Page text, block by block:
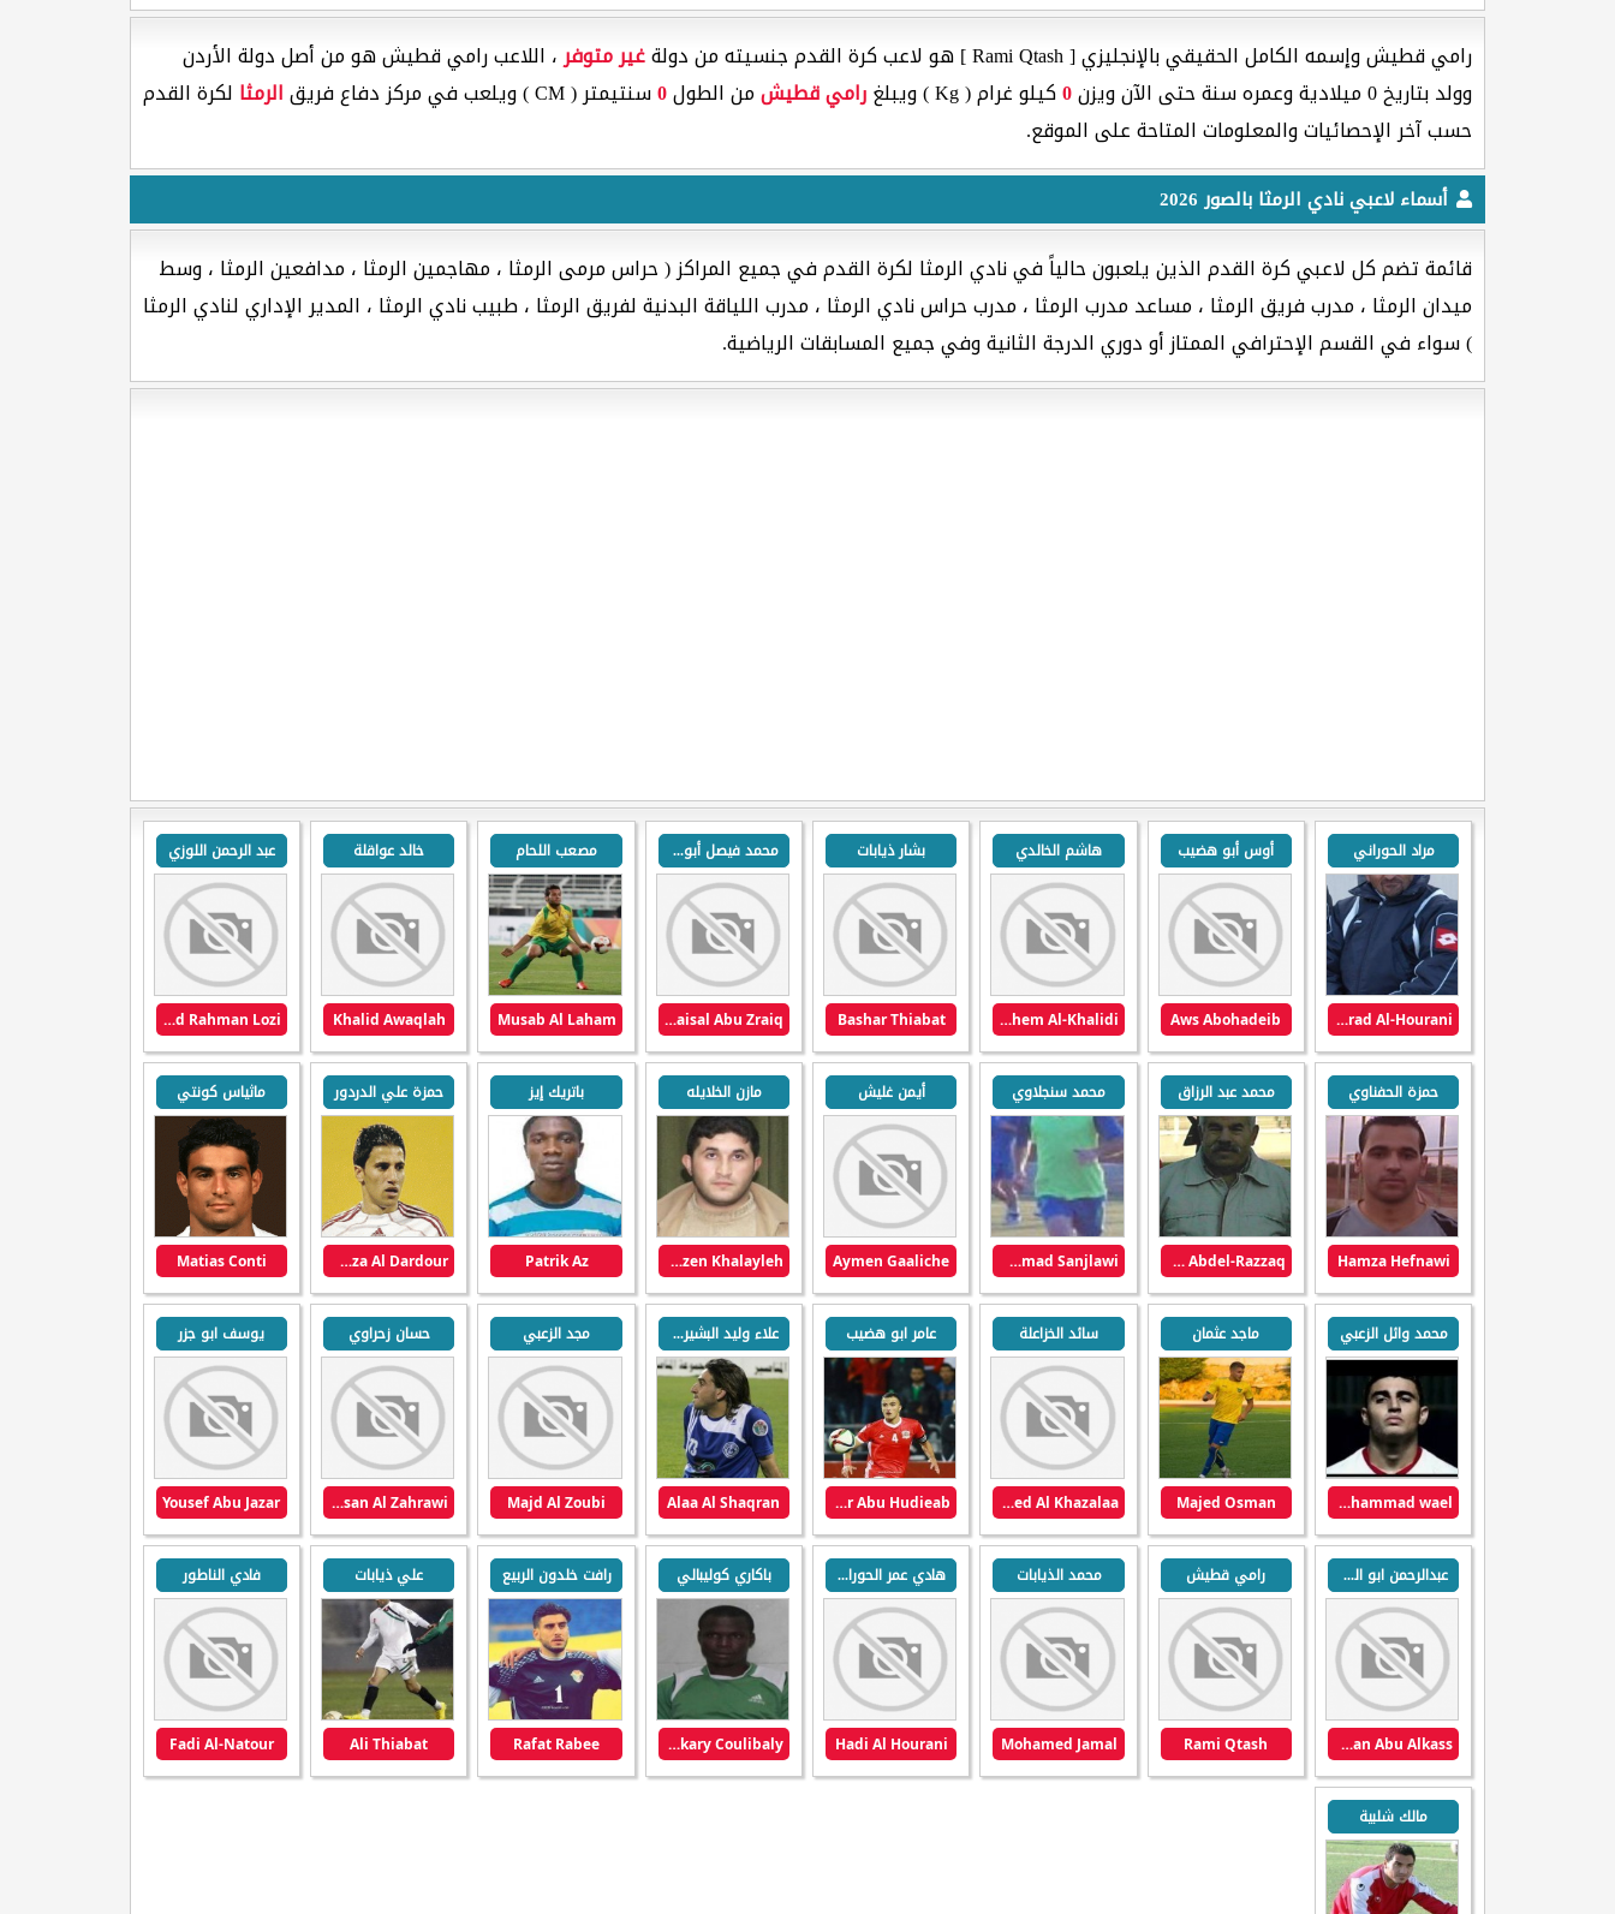
رامي قطيش وإسمه الكامل الحقيقي بالإنجليزي [ Rami Qtash ] هو لاعب كرة القدم جنسيته من دولة غير متوفر، اللاعب رامي قطيش هو من أصل دولة الأردن
وولد بتاريخ 0 ميلادية وعمره
سنة حتى الآن ويزن0كيلو غرام ( Kg ) ويبلغ رامي قطيشمن الطول0سنتيمتر ( CM ) ويلعب في مركز دفاع فريق الرمثا لكرة القدم
حسب آخر الإحصائيات والمعلومات المتاحة على الموقع.
أسماء لاعبي نادي الرمثا بالصور 2026
قائمة تضم كل لاعبي كرة القدم الذين يلعبون حالياً في نادي الرمثا لكرة القدم في جميع المراكز ( حراس مرمى الرمثا ، مهاجمين الرمثا ، مدافعين الرمثا ، وسط
ميدان الرمثا ، مدرب فريق الرمثا ، مساعد مدرب الرمثا ، مدرب حراس نادي الرمثا ، مدرب اللياقة البدنية لفريق الرمثا ، طبيب نادي الرمثا ، المدير الإداري لنادي الرمثا
) سواء في القسم الإحترافي الممتاز أو دوري الدرجة الثانية وفي جميع المسابقات الرياضية.
مراد الحوراني
Murad Al-Hourani
أوس أبو هضيب
Aws Abohadeib
هاشم الخالدي
Hashem Al-Khalidi
بشار ذيابات
Bashar Thiabat
محمد فيصل أبو زريق
Mohamed Faisal Abu Zraiq
مصعب اللحام
Musab Al Laham
خالد عواقلة
Khalid Awaqlah
عبد الرحمن اللوزي
Abd Rahman Lozi
حمزة الحفناوي
Hamza Hefnawi
محمد عبد الرزاق
Mohamed Abdel-Razzaq
محمد سنجلاوي
Mohammad Sanjlawi
أيمن غليش
Aymen Gaaliche
مازن الخلايله
Mazen Khalayleh
باتريك إيز
Patrik Az
حمزة علي الدردور
Hamza Al Dardour
ماثياس كونتي
Matias Conti
محمد وائل الزعبي
Mohammad wael
ماجد عثمان
Majed Osman
سائد الخزاعلة
Saed Al Khazalaa
عامر ابو هضيب
Amer Abu Hudieab
علاء وليد البشير الشقران
Alaa Al Shaqran
مجد الزعبي
Majd Al Zoubi
حسان زحراوي
Hassan Al Zahrawi
يوسف ابو جزر
Yousef Abu Jazar
عبدالرحمن ابو الكاس
Abdulrahman Abu Alkass
رامي قطيش
Rami Qtash
محمد الذيابات
Mohamed Jamal
هادي عمر الحوراني
Hadi Al Hourani
باكاري كوليبالي
Bakary Coulibaly
رافت خلدون الربيع
Rafat Rabee
علي ذيابات
Ali Thiabat
فادي الناطور
Fadi Al-Natour
مالك شلبية